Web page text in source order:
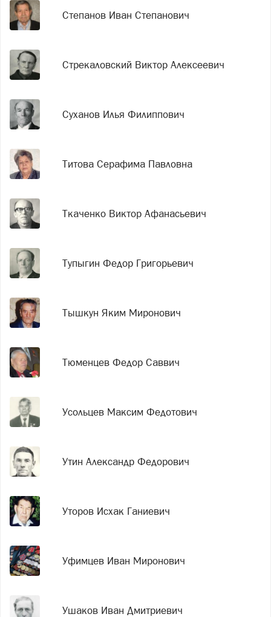
Степанов Иван Степанович
Стрекаловский Виктор Алексеевич
Суханов Илья Филиппович
Титова Серафима Павловна
Ткаченко Виктор Афанасьевич
Тупыгин Федор Григорьевич
Тышкун Яким Миронович
Тюменцев Федор Саввич
Усольцев Максим Федотович
Утин Александр Федорович
Уторов Исхак Ганиевич
Уфимцев Иван Миронович
Ушаков Иван Дмитриевич